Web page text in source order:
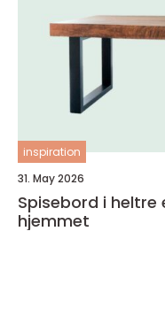
inspiration
31. May 2026
Spisebord i heltre et naturlig samlingspunkt i
hjemmet